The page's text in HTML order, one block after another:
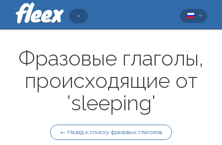
Фразовые глаголы,
происходящие от
'sleeping'
← Назад к списку фразовых глаголов